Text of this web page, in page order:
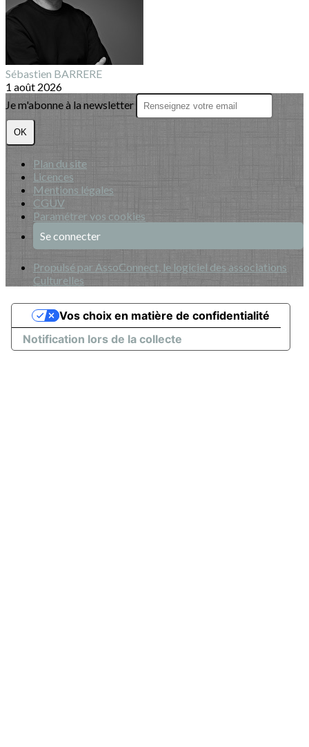
Sébastien BARRERE
1 août 2026
Je m'abonne à la newsletter
OK
Plan du site
Licences
Mentions légales
CGUV
Paramétrer vos cookies
Se connecter
Propulsé par AssoConnect, le logiciel des associations
Culturelles
Notification lors de la collecte
Vos choix en matière de confidentialité